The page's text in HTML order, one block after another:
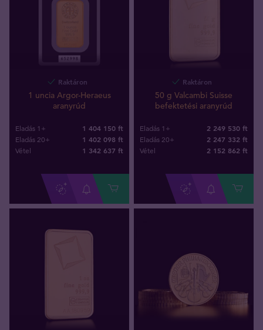
Raktáron
1 uncia Argor-Heraeus
aranyrúd
Eladás 1+ 1 404 150 ft
Eladás 20+ 1 402 098 ft
Vétel 1 342 637 ft
Raktáron
50 g Valcambi Suisse
befektetési aranyrúd
Eladás 1+ 2 249 530 ft
Eladás 20+ 2 247 332 ft
Vétel 2 152 862 ft